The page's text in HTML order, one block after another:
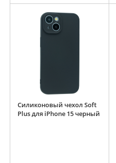
Силиконовый чехол Soft
Plus для iPhone 15 черный